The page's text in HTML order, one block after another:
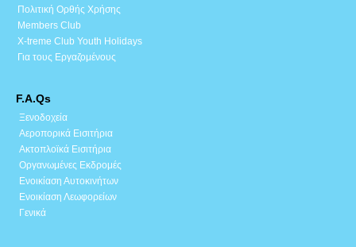
Πολιτική Ορθής Χρήσης
Members Club
X-treme Club Youth Holidays
Για τους Εργαζομένους
F.A.Qs
Ξενοδοχεία
Αεροπορικά Εισιτήρια
Ακτοπλοϊκά Εισιτήρια
Οργανωμένες Εκδρομές
Ενοικίαση Αυτοκινήτων
Ενοικίαση Λεωφορείων
Γενικά